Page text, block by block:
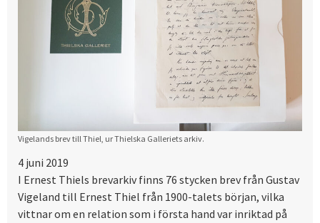
Vigelands brev till Thiel, ur Thielska Galleriets arkiv.
4 juni 2019
I Ernest Thiels brevarkiv finns 76 stycken brev från Gustav
Vigeland till Ernest Thiel från 1900-talets början, vilka
vittnar om en relation som i första hand var inriktad på